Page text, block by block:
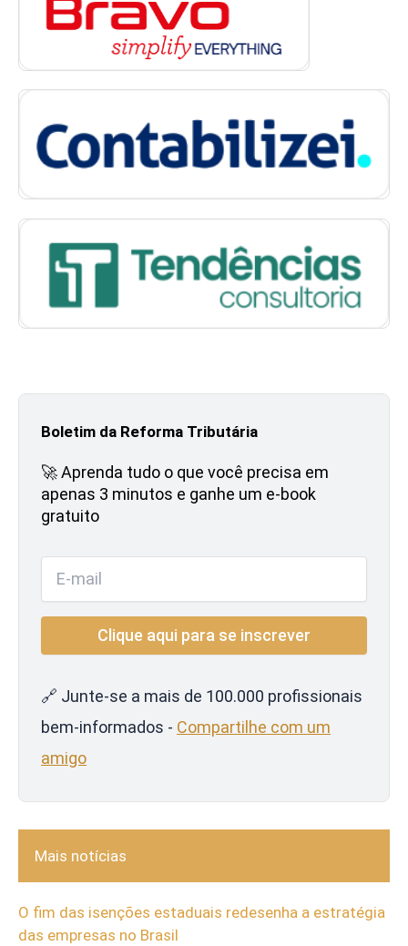
Boletim da Reforma Tributária
🚀 Aprenda tudo o que você precisa em
apenas 3 minutos e ganhe um e-book
gratuito
🔗 Junte-se a mais de 100.000 profissionais
bem-informados - Compartilhe com um
amigo
Mais notícias
O fim das isenções estaduais redesenha a estratégia
das empresas no Brasil